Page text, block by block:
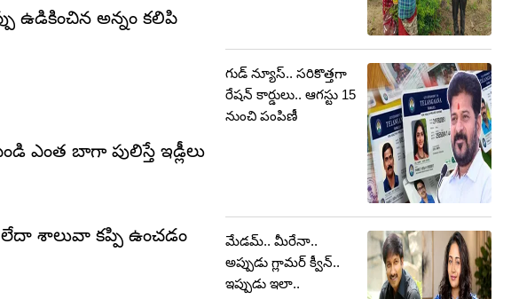
ఉడికించిన అన్నం కలిపి
ఎంత బాగా పులిస్తే ఇడ్లీలు
శాలువా కప్పి ఉంచడం
గుడ్ న్యూస్.. సరికొత్తగా
రేషన్ కార్డులు.. ఆగస్టు 15
నుంచి పంపిణీ
మేడమ్.. మీరేనా..
అప్పుడు గ్లామర్ క్వీన్..
ఇప్పుడు ఇలా..